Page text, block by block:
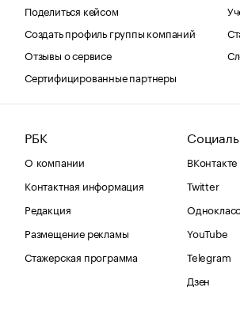
Поделиться кейсом
Создать профиль группы компаний
Отзывы о сервисе
Сертифицированные партнеры
РБК
О компании
Контактная информация
Редакция
Размещение рекламы
Стажерская программа
ВКонтакте
Twitter
YouTube
Telegram
Дзен